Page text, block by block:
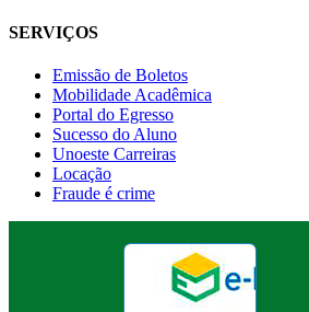
SERVIÇOS
Emissão de Boletos
Mobilidade Acadêmica
Portal do Egresso
Sucesso do Aluno
Unoeste Carreiras
Locação
Fraude é crime